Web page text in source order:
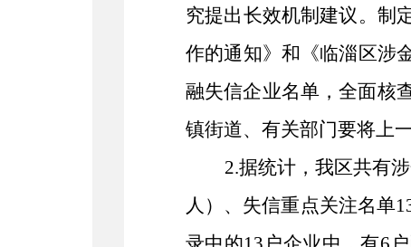
究提出长效机制建议。制
作的通知》和《临淄区涉
融失信企业名单，全面核
镇街道、有关部门要将上
2.据统计，我区共有
人）、失信重点关注名单